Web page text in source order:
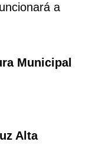
a
Municipal
Alta